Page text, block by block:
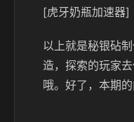
[虎牙奶瓶加速器]
以上就是秘银砧
造，探索的玩家
哦。好了，本期